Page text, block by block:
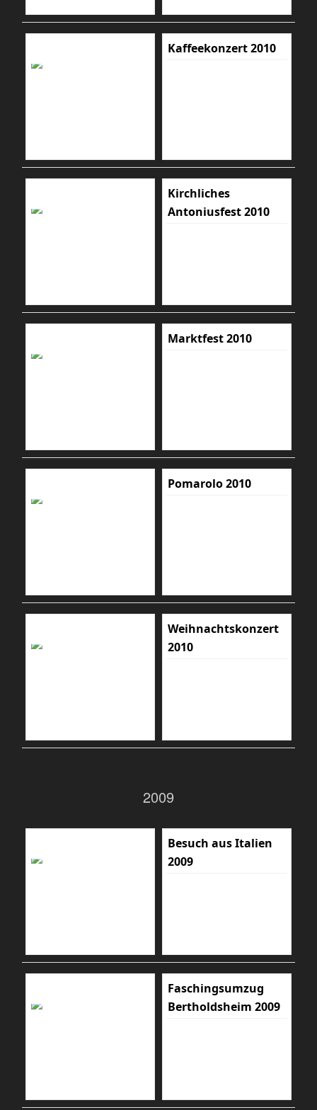
Kaffeekonzert 2010
Kirchliches
Antoniusfest 2010
Marktfest 2010
Pomarolo 2010
Weihnachtskonzert
2010
2009
Besuch aus Italien
2009
Faschingsumzug
Bertholdsheim 2009